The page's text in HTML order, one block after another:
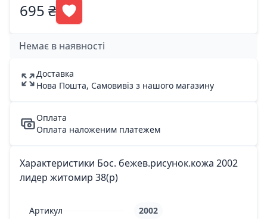
695 ₴
Немає в наявності
Доставка
Нова Пошта, Самовивіз з нашого магазину
Оплата
Оплата наложеним платежем
Характеристики Бос. бежев.рисунок.кожа 2002
лидер житомир 38(р)
Артикул 2002